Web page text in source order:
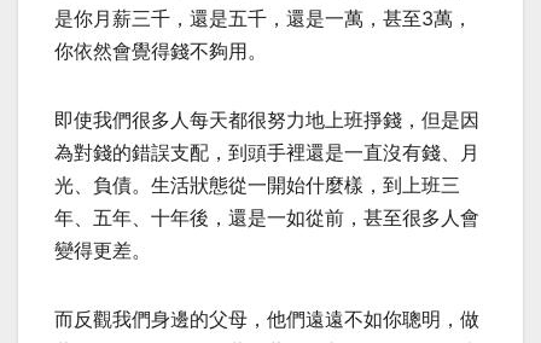
是你月薪三千，還是五千，還是一萬，甚至3萬，
你依然會覺得錢不夠用。
即使我們很多人每天都很努力地上班掙錢，但是因
為對錢的錯誤支配，到頭手裡還是一直沒有錢、月
光、負債。生活狀態從一開始什麼樣，到上班三
年、五年、十年後，還是一如從前，甚至很多人會
變得更差。
而反觀我們身邊的父母，他們遠遠不如你聰明，做